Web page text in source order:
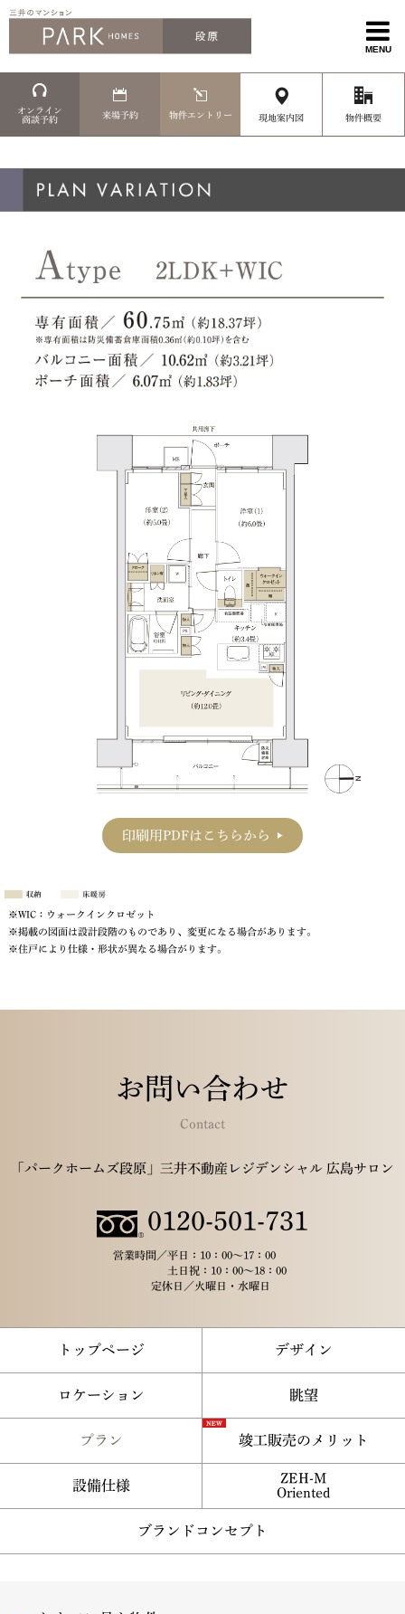
MENU
オンライン
商談予約
来場予約 物件エントリー 現地案内図 物件概要
印刷用PDFはこちらから
※WIC：ウォークインクロゼット
※掲載の図面は設計段階のものであり、変更になる場合があります。
※住戸により仕様・形状が異なる場合がります。
お問い合わせ
Contact
「パークホームズ段原」三井不動産レジデンシャル 広島サロン
0120-501-731
営業時間／平日：10：00～17：00
土日祝：10：00～18：00
定休日／火曜日・水曜日
トップページ デザイン
ロケーション 眺望
プラン 竣工販売のメリット
設備仕様
ZEH-M
Oriented
ブランドコンセプト